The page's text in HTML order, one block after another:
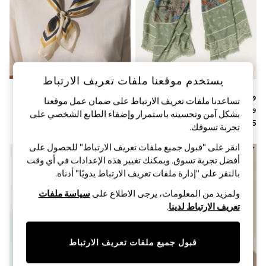
Sandals & Sliders
Jumpsuits & Playsuits
Shorts & Skirts
Sun Safe
Sun Hats & Caps
Sunglasses
Women's Travel Styles
Occasionwear
Linen Collection
Tops & T-Shirts
Sandals
Swimwear
Jumpsuits & Playsuits
Skirts
Trousers
Resort Styles
Boys' Holiday Shop
Boys' Travel Styles
وشاح خفيف مزين بنقشة مورّدة
ونمط مزركش بيزلي من FatFace
مخطط أصفر شاحب/أزرق كحلي -
وشاح خفيف مربع من الحرير
يستخدم موقعنا ملفات تعريف الارتباط
تساعدنا ملفات تعريف الارتباط على ضمان عمل موقعنا
بشكل آمن وتحسينه باستمرار وإضفاء الطابع الشخصي على
تجربة تسوقك.‏
انقر على "قبول جميع ملفات تعريف الارتباط" للحصول على
أفضل تجربة تسوق. ويمكنك تغيير هذه الإعدادات في أي وقت
بالنقر على "إدارة ملفات تعريف الارتباط يدويًا" أدناه.
ولمزيد من المعلومات، يرجى الاطلاع على سياسة ملفات
تعريف الارتباط لدينا.
قبول جميع ملفات تعريف الارتباط